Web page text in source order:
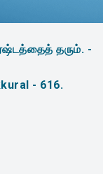
தரும். -
- 616.